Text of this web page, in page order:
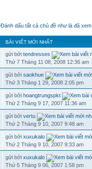
Đánh dấu tất cả chủ đề như là đã xem
BÀI VIẾT MỚI NHẤT
gửi bởitendresses
Thứ 7 Tháng 11 08, 2008 12:36 am
gửi bởisaokhue
Thứ 3 Tháng 1 29, 2008 2:05 pm
gửi bởihoangtrungspkt
Thứ 2 Tháng 9 17, 2007 11:36 am
gửi bởivertu
Thứ 2 Tháng 9 10, 2007 9:48 am
gửi bởixuxukalo
Thứ 2 Tháng 9 10, 2007 9:33 am
gửi bởixuxukalo
Thứ 5 Tháng 9 06, 2007 1:58 pm